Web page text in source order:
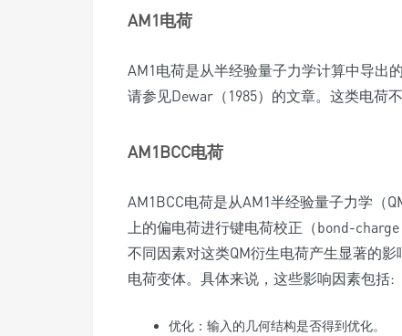
AM1电荷
AM1电荷是从半经验量子力学计算中导出
请参见Dewar（1985）的文章。这类电荷
AM1BCC电荷
AM1BCC电荷是从AM1半经验量子力学（
上的偏电荷进行键电荷校正（bond-
不同因素对这类QM衍生电荷产生显著的影
电荷变体。具体来说，这些影响因素包括:
优化：输入的几何结构是否得到优化。